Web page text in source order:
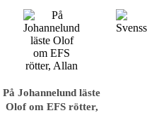
På Johannelund läste
Olof om EFS rötter,